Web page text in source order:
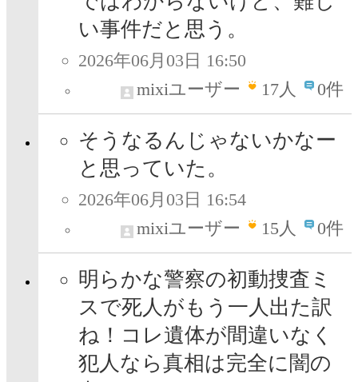
い事件だと思う。
2026年06月03日 16:50
mixiユーザー
17人 0件
そうなるんじゃないかなー
と思っていた。
2026年06月03日 16:54
mixiユーザー
15人 0件
明らかな警察の初動捜査ミ
スで死人がもう一人出た訳
ね！コレ遺体が間違いなく
犯人なら真相は完全に闇の